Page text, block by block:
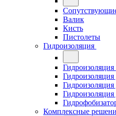
Валик
Кисть
Пистолеты
Гидроизоляция
Гидроизоляция
Гидроизоляция
Гидроизоляция
Комплексные